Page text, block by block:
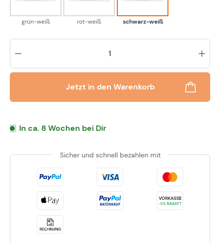
grün-weiß rot-weiß schwarz-weiß
Jetzt in den Warenkorb
In ca. 8 Wochen bei Dir
Sicher und schnell bezahlen mit